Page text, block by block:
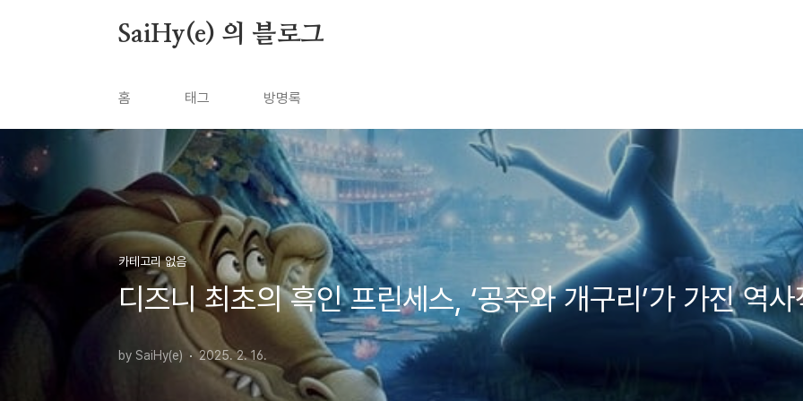
SaiHy(e) 의 블로그
홈 태그 방명록
카테고리 없음
디즈니 최초의 흑인 프린세스, ‘공주와 개구리’가 가진 역
by SaiHy(e) 2025. 2. 16.